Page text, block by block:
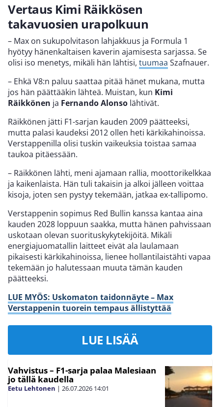
Vertaus Kimi Räikkösen
takavuosien urapolkuun
– Max on sukupolvitason lahjakkuus ja Formula 1
hyötyy hänenkaltaisen kaverin ajamisesta sarjassa. Se
olisi iso menetys, mikäli hän lähtisi, tuumaa Szafnauer.
– Ehkä V8:n paluu saattaa pitää hänet mukana, mutta
jos hän päättääkin lähteä. Muistan, kun Kimi
Räikkönen ja Fernando Alonso lähtivät.
Räikkönen jätti F1-sarjan kauden 2009 päätteeksi,
mutta palasi kaudeksi 2012 ollen heti kärkikahinoissa.
Verstappenilla olisi tuskin vaikeuksia toistaa samaa
taukoa pitäessään.
– Räikkönen lähti, meni ajamaan rallia, moottorikelkkaa
ja kaikenlaista. Hän tuli takaisin ja alkoi jälleen voittaa
kisoja, joten sen pystyy tekemään, jatkaa ex-tallipomo.
Verstappenin sopimus Red Bullin kanssa kantaa aina
kauden 2028 loppuun saakka, mutta hänen pahvissaan
uskotaan olevan suorituskykytekijöitä. Mikäli
energiajuomatallin laitteet eivät ala laulamaan
pikaisesti kärkikahinoissa, lienee hollantilaistähti vapaa
tekemään jo halutessaan muuta tämän kauden
päätteeksi.
LUE MYÖS: Uskomaton taidonnäyte – Max
Verstappenin tuorein tempaus ällistyttää
LUE LISÄÄ
Vahvistus – F1-sarja palaa Malesiaan
jo tällä kaudella
Eetu Lehtonen | 26.07.2026 14:01